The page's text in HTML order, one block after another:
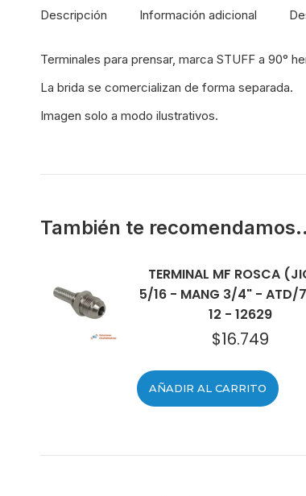
Descripción Información adicional
Terminales para prensar, marca STUFF a 90°
La brida se comercializan de forma separada.
Imagen solo a modo ilustrativos.
También te
TERMINAL MF ROSCA
5/16 - MANG 3/4" - ATD/
12 - 12629
$16.749
AÑADIR AL CARRITO